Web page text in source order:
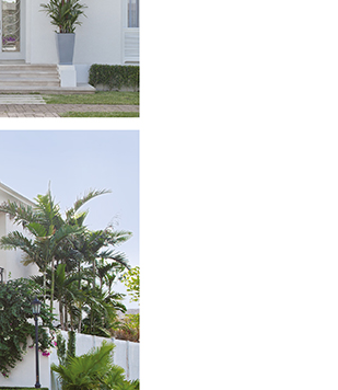
INTERIORISMO & DECORACIÓN 2026